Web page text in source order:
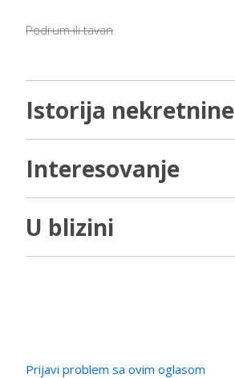
Podrum ili tavan
Istorija nekretnine
Interesovanje
U blizini
Prijavi problem sa ovim oglasom